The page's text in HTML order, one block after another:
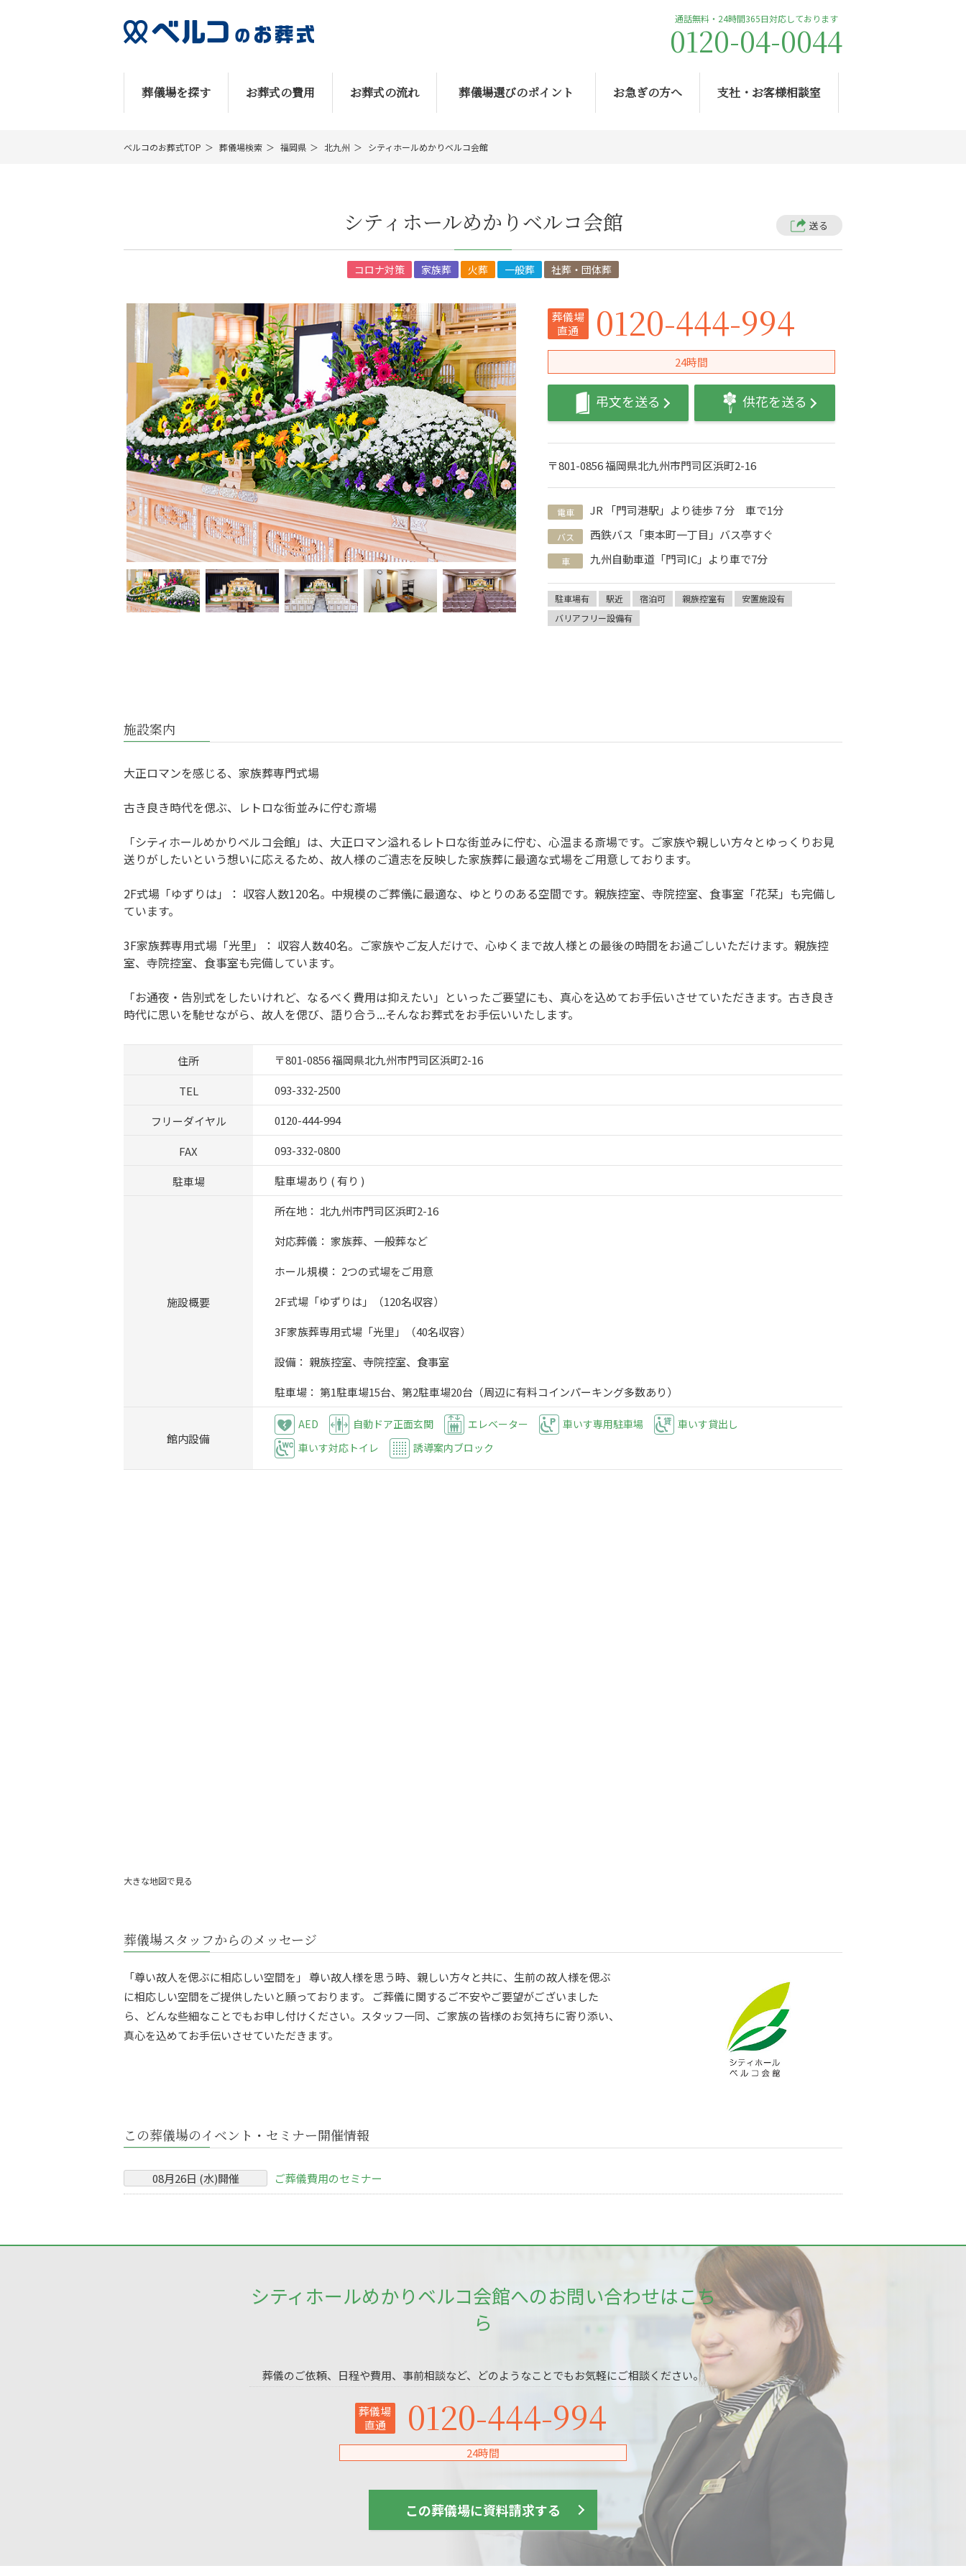
通話無料・24時間365日対応しております
0120-04-0044
葬儀場を探す お葬式の費用 お葬式の流れ 葬儀場選びのポイント お急ぎの方へ 支社・お客様相談室
ベルコのお葬式TOP 葬儀場検索 福岡県 北九州 シティホールめかりベルコ会館
シティホールめかりベルコ会館 送る
コロナ対策 家族葬 火葬 一般葬 社葬・団体葬
葬儀場
直通
0120-444-994
24時間
弔文を送る 供花を送る
〒801-0856 福岡県北九州市門司区浜町2-16
電車 JR 「門司港駅」より徒歩７分 車で1分
バス 西鉄バス「東本町一丁目」バス亭すぐ
車 九州自動車道「門司IC」より車で7分
駐車場有 駅近 宿泊可 親族控室有
安置施設有
バリアフリー設備有
施設案内
大正ロマンを感じる、家族葬専門式場
古き良き時代を偲ぶ、レトロな街並みに佇む斎場
「シティホールめかりベルコ会館」は、大正ロマン溢れるレトロな街並みに佇む、心温まる斎場です。ご家族や親しい方々とゆっくりお見
送りがしたいという想いに応えるため、故人様のご遺志を反映した家族葬に最適な式場をご用意しております。
2F式場「ゆずりは」： 収容人数120名。中規模のご葬儀に最適な、ゆとりのある空間です。親族控室、寺院控室、食事室「花栞」も完備し
ています。
3F家族葬専用式場「光里」： 収容人数40名。ご家族やご友人だけで、心ゆくまで故人様との最後の時間をお過ごしいただけます。親族控
室、寺院控室、食事室も完備しています。
「お通夜・告別式をしたいけれど、なるべく費用は抑えたい」といったご要望にも、真心を込めてお手伝いさせていただきます。古き良き
時代に思いを馳せながら、故人を偲び、語り合う...そんなお葬式をお手伝いいたします。
住所
〒801-0856 福岡県北九州市門司区浜町2-16
TEL
093-332-2500
フリーダイヤル
0120-444-994
FAX
093-332-0800
駐車場
駐車場あり ( 有り )
施設概要
所在地： 北九州市門司区浜町2-16
対応葬儀： 家族葬、一般葬など
ホール規模： 2つの式場をご用意
2F式場「ゆずりは」（120名収容）
3F家族葬専用式場「光里」（40名収容）
設備： 親族控室、寺院控室、食事室
駐車場： 第1駐車場15台、第2駐車場20台（周辺に有料コインパーキング多数あり）
館内設備
AED 自動ドア正面玄関 エレベーター 車いす専用駐車場
車いす貸出し
車いす対応トイレ
誘導案内ブロック
大きな地図で見る
葬儀場スタッフからのメッセージ
「尊い故人を偲ぶに相応しい空間を」 尊い故人様を思う時、親しい方々と共に、生前の故人様を偲ぶ
に相応しい空間をご提供したいと願っております。 ご葬儀に関するご不安やご要望がございました
ら、どんな些細なことでもお申し付けください。スタッフ一同、ご家族の皆様のお気持ちに寄り添い、
真心を込めてお手伝いさせていただきます。
この葬儀場のイベント・セミナー開催情報
08月26日 (水)開催 ご葬儀費用のセミナー
シティホールめかりベルコ会館へのお問い合わせはこち
ら
葬儀のご依頼、日程や費用、事前相談など、どのようなことでもお気軽にご相談ください。
葬儀場
直通
0120-444-994
24時間
この葬儀場に資料請求する